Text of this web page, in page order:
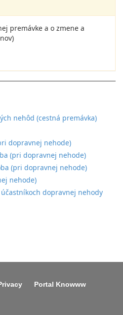
premávke a o zmene a
nehôd (cestná premávka)
dopravnej nehode)
(pri dopravnej nehode)
(pri dopravnej nehode)
nehode)
dopravnej nehody
Portal Knowww